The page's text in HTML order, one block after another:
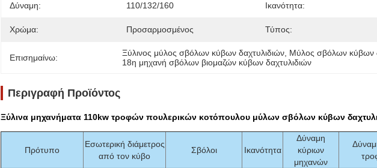
Δύναμη: 110/132/160 Ικανότητα:
Χρώμα: Προσαρμοσμένος Τύπος:
Επισημαίνω: Ξύλινος μύλος σβόλων κύβων δαχτυλιδιών Μύλος σβόλων κύβων
18η μηχανή σβόλων βιομαζών κύβων δαχτυλιδιών
Περιγραφή Προϊόντος
Ξύλινα μηχανήματα 110kw τροφών πουλερικών κοτόπουλου μύλων σβόλων κύβων
Πρότυπο
Εσωτερική διάμετρος
από τον κύβο
Σβόλοι Ικανότητα
Δύναμη
κύριων
μηχανών